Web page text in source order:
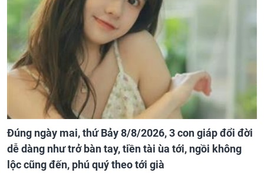
Đúng ngày mai, thứ Bảy 8/8/2026, 3 con giáp đổi đời
dễ dàng như trở bàn tay, tiền tài ùa tới, ngồi không
lộc cũng đến, phú quý theo tới già